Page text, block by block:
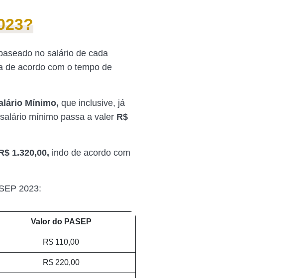
no salário de cada
de acordo com o tempo de
Mínimo, que inclusive, já
mínimo passa a valer R$
1.320,00, indo de acordo com
2023:
Valor do PASEP
R$ 110,00
R$ 220,00